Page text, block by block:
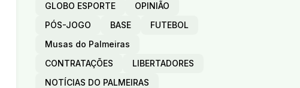
GLOBO ESPORTE
OPINIÃO
PÓS-JOGO
BASE
FUTEBOL
Musas do Palmeiras
CONTRATAÇÕES
LIBERTADORES
NOTÍCIAS DO PALMEIRAS